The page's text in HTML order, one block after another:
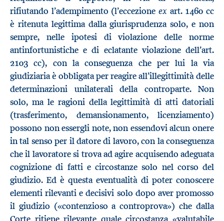
rifiutando l’adempimento (l’eccezione ex art. 1460 cc
è ritenuta legittima dalla giurisprudenza solo, e non
sempre, nelle ipotesi di violazione delle norme
antinfortunistiche e di eclatante violazione dell’art.
2103 cc), con la conseguenza che per lui la via
giudiziaria è obbligata per reagire all’illegittimità delle
determinazioni unilaterali della controparte. Non
solo, ma le ragioni della legittimità di atti datoriali
(trasferimento, demansionamento, licenziamento)
possono non essergli note, non essendovi alcun onere
in tal senso per il datore di lavoro, con la conseguenza
che il lavoratore si trova ad agire acquisendo adeguata
cognizione di fatti e circostanze solo nel corso del
giudizio. Ed è questa eventualità di poter conoscere
elementi rilevanti e decisivi solo dopo aver promosso
il giudizio («contenzioso a controprova») che dalla